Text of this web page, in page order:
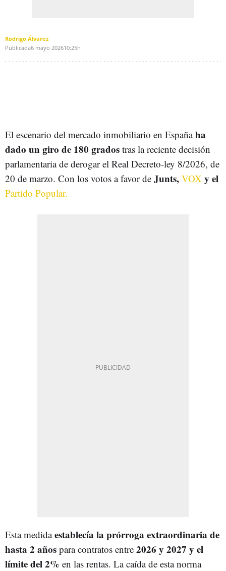
Rodrigo Álvarez
Publicada6 mayo 202610:25h
El escenario del mercado inmobiliario en Españaha
dado un giro de 180 grados tras la reciente decisión
parlamentaria de derogar el Real Decreto-ley 8/2026, de
20 de marzo. Con los votos a favor de Junts, VOX y el
Partido Popular.
Esta medidaestablecía la prórroga extraordinaria de
hasta 2 años para contratos entre 2026 y 2027 y el
límite del 2% en las rentas. La caída de esta norma